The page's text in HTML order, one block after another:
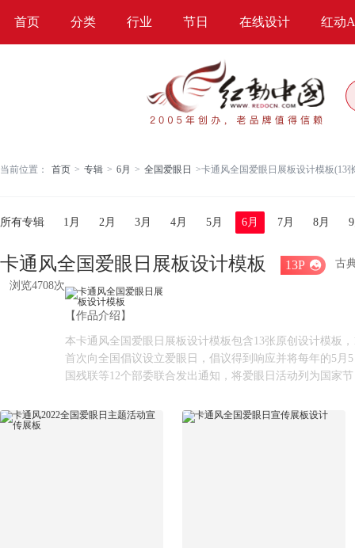
首页 分类 行业 节日 在线设计 红动
当前位置： 首页 > 专辑 > 6月 > 全国爱眼日 >卡通风全国爱眼日展板设计模板(13
所有专辑 1月 2月 3月 4月 5月 6月 7月 8月
卡通风全国爱眼日展板设计模板 13P 
古
浏览4708次
【作品介绍】
本卡通风全国爱眼日展板设计模板包含13张原创设计模板
首次向全国倡议设立爱眼日，倡议得到响应并将每年的5
国残联等12个部委联合发出通知，将爱眼日活动列为国家